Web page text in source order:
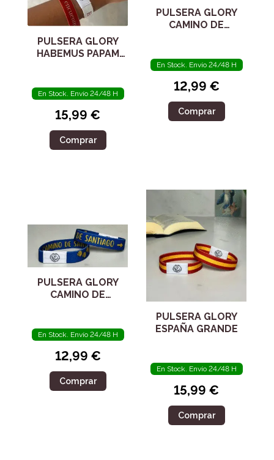
PULSERA GLORY
HABEMUS PAPAM
En Stock. Envío 24/48 H
15,99 €
Comprar
PULSERA GLORY
CAMINO DE
En Stock. Envío 24/48 H
12,99 €
Comprar
PULSERA GLORY
CAMINO DE
En Stock. Envío 24/48 H
12,99 €
Comprar
PULSERA GLORY
ESPAÑA GRANDE
En Stock. Envío 24/48 H
15,99 €
Comprar